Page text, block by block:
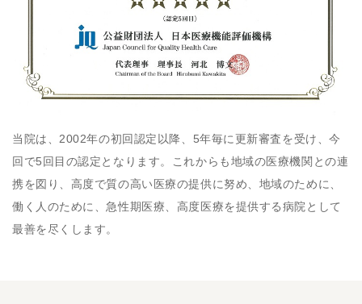
当院は、2002年の初回認定以降、5年毎に更新審査を受け、今
回で5回目の認定となります。これからも地域の医療機関との連
携を図り、高度で質の高い医療の提供に努め、地域のために、
働く人のために、急性期医療、高度医療を提供する病院として
最善を尽くします。